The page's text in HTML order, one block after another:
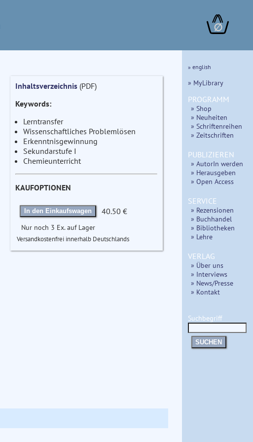
∅
Inhaltsverzeichnis(PDF)
Keywords:
Lerntransfer
Wissenschaftliches Problemlösen
Erkenntnisgewinnung
Sekundarstufe I
Chemieunterricht
KAUFOPTIONEN
In den Einkaufswagen 40.50 €
Nur noch 3 Ex. auf Lager
Versandkostenfrei innerhalb Deutschlands
» english
» MyLibrary
PROGRAMM
» Shop
» Neuheiten
» Schriftenreihen
» Zeitschriften
PUBLIZIEREN
» AutorIn werden
» Herausgeben
» Open Access
SERVICE
» Rezensionen
» Buchhandel
» Bibliotheken
» Lehre
VERLAG
» Über uns
» Interviews
» News/Presse
» Kontakt
Suchbegriff
SUCHEN